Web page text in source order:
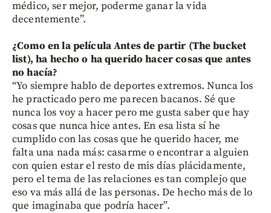
médico, ser mejor, poderme ganar la vida
decentemente”.
¿Como en la película Antes de partir (The bucket
list), ha hecho o ha querido hacer cosas que antes
no hacía?
“Yo siempre hablo de deportes extremos. Nunca los
he practicado pero me parecen bacanos. Sé que
nunca los voy a hacer pero me gusta saber que hay
cosas que nunca hice antes. En esa lista sí he
cumplido con las cosas que he querido hacer, me
falta una nada más: casarme o encontrar a alguien
con quien estar el resto de mis días plácidamente,
pero el tema de las relaciones es tan complejo que
eso va más allá de las personas. De hecho más de lo
que imaginaba que podría hacer”.